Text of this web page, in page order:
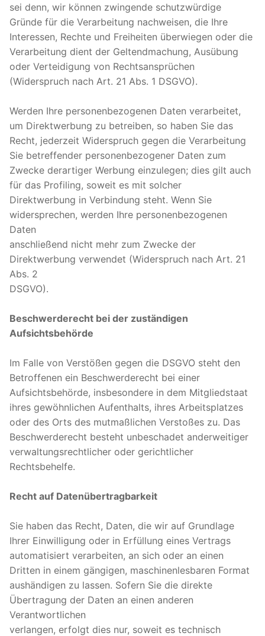
sei denn, wir können zwingende schutzwürdige
Gründe für die Verarbeitung nachweisen, die Ihre
Interessen, Rechte und Freiheiten überwiegen oder die
Verarbeitung dient der Geltendmachung, Ausübung
oder Verteidigung von Rechtsansprüchen
(Widerspruch nach Art. 21 Abs. 1 DSGVO).
Werden Ihre personenbezogenen Daten verarbeitet,
um Direktwerbung zu betreiben, so haben Sie das
Recht, jederzeit Widerspruch gegen die Verarbeitung
Sie betreffender personenbezogener Daten zum
Zwecke derartiger Werbung einzulegen; dies gilt auch
für das Profiling, soweit es mit solcher
Direktwerbung in Verbindung steht. Wenn Sie
widersprechen, werden Ihre personenbezogenen
Daten
anschließend nicht mehr zum Zwecke der
Direktwerbung verwendet (Widerspruch nach Art. 21
Abs. 2
DSGVO).
Beschwerderecht bei der zuständigen
Aufsichtsbehörde
Im Falle von Verstößen gegen die DSGVO steht den
Betroffenen ein Beschwerderecht bei einer
Aufsichtsbehörde, insbesondere in dem Mitgliedstaat
ihres gewöhnlichen Aufenthalts, ihres Arbeitsplatzes
oder des Orts des mutmaßlichen Verstoßes zu. Das
Beschwerderecht besteht unbeschadet anderweitiger
verwaltungsrechtlicher oder gerichtlicher
Rechtsbehelfe.
Recht auf Datenübertragbarkeit
Sie haben das Recht, Daten, die wir auf Grundlage
Ihrer Einwilligung oder in Erfüllung eines Vertrags
automatisiert verarbeiten, an sich oder an einen
Dritten in einem gängigen, maschinenlesbaren Format
aushändigen zu lassen. Sofern Sie die direkte
Übertragung der Daten an einen anderen
Verantwortlichen
verlangen, erfolgt dies nur, soweit es technisch